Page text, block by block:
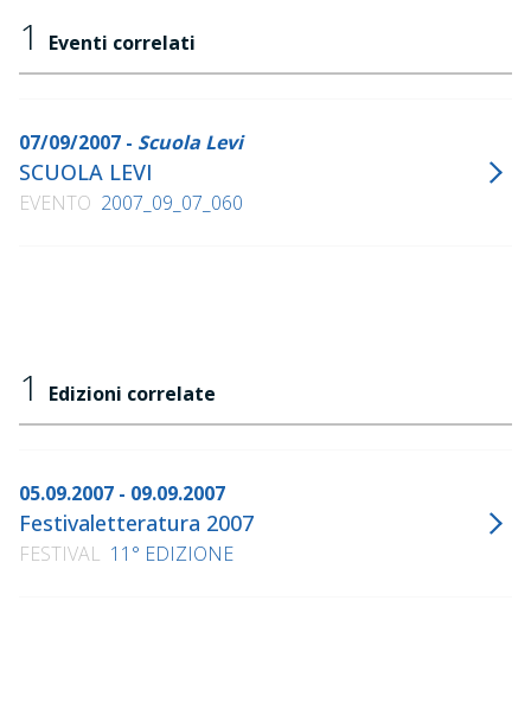
1 Eventi correlati
07/09/2007 - Scuola Levi
SCUOLA LEVI
EVENTO 2007_09_07_060
1 Edizioni correlate
05.09.2007 - 09.09.2007
Festivaletteratura 2007
FESTIVAL 11° EDIZIONE